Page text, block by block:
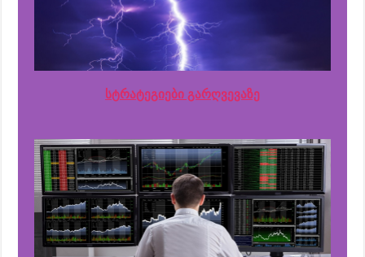
სტრატეგიები გარღვევაზე